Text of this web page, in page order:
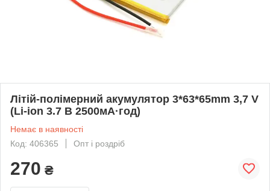
Літій-полімерний акумулятор 3*63*65mm 3,7 V
(Li-ion 3.7 В 2500мА·год)
Немає в наявності
Код: 406365
Опт і роздріб
270 ₴